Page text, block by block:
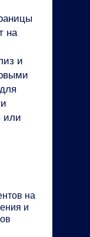
на
и
или
на
и